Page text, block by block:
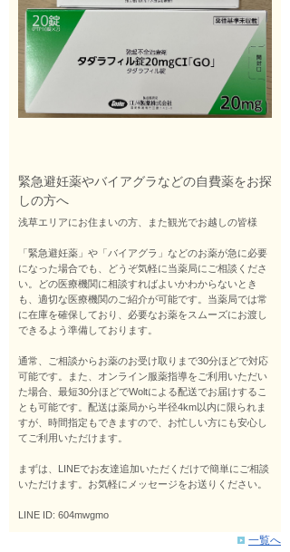
緊急避妊薬やバイアグラなどの自費薬をお探
しの方へ
浅草エリアにお住まいの方、また観光でお越しの皆様
「緊急避妊薬」や「バイアグラ」などのお薬が急に必要
になった場合でも、どうぞ気軽に当薬局にご相談くださ
い。どの医療機関に相談すればよいかわからないとき
も、適切な医療機関のご紹介が可能です。当薬局では常
に在庫を確保しており、必要なお薬をスムーズにお渡し
できるよう準備しております。
通常、ご相談からお薬のお受け取りまで30分ほどで対応
可能です。また、オンライン服薬指導をご利用いただい
た場合、最短30分ほどでWoltによる配送でお届けするこ
とも可能です。配送は薬局から半径4km以内に限られま
すが、時間指定もできますので、お忙しい方にも安心し
てご利用いただけます。
まずは、LINEでお友達追加いただくだけで簡単にご相談
いただけます。お気軽にメッセージをお送りください。
LINE ID: 604mwgmo
一覧へ